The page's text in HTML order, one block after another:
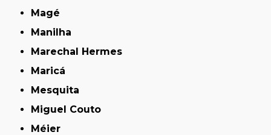
Magé
Manilha
Marechal Hermes
Maricá
Mesquita
Miguel Couto
Méier